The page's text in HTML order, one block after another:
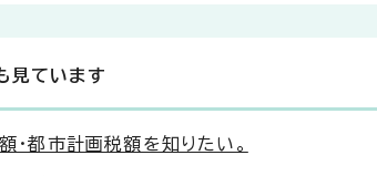
見ています
都市計画税額を知りたい。